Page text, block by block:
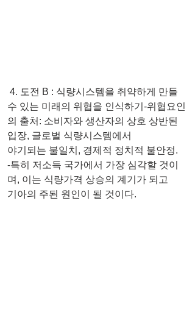
수 있는 미래의 위협을 인식하기-위협요인
의 출처: 소비자와 생산자의 상호 상반된
입장, 글로벌 식량시스템에서
야기되는 불일치, 경제적 정치적 불안정.
-특히 저소득 국가에서 가장 심각할 것이
며, 이는 식량가격 상승의 계기가 되고
기아의 주된 원인이 될 것이다.